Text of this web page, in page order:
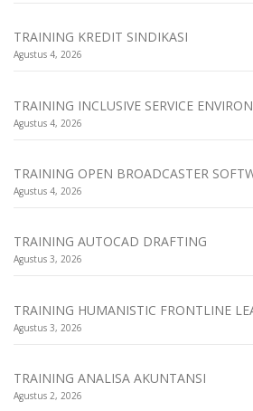
TRAINING KREDIT SINDIKASI
Agustus 4, 2026
TRAINING INCLUSIVE SERVICE
Agustus 4, 2026
TRAINING OPEN BROADCASTER
Agustus 4, 2026
TRAINING AUTOCAD DRAFTING
Agustus 3, 2026
TRAINING HUMANISTIC FRONTLINE
Agustus 3, 2026
TRAINING ANALISA AKUNTANSI
Agustus 2, 2026